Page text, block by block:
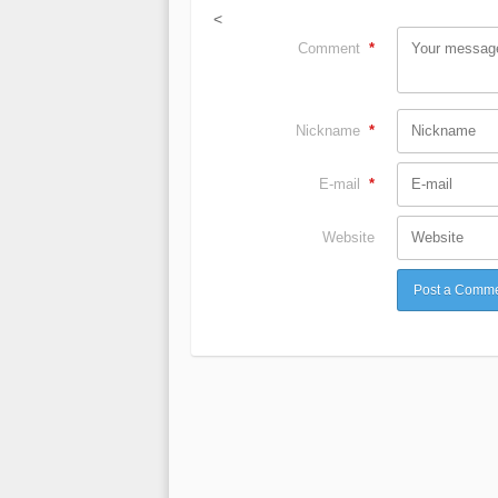
<
Comment *
Nickname *
E-mail *
Website